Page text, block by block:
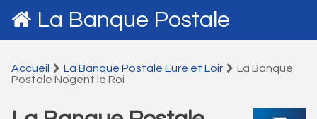
La Banque Postale
Accueil La Banque Postale Eure et Loir
La Banque
Postale Nogent le Roi